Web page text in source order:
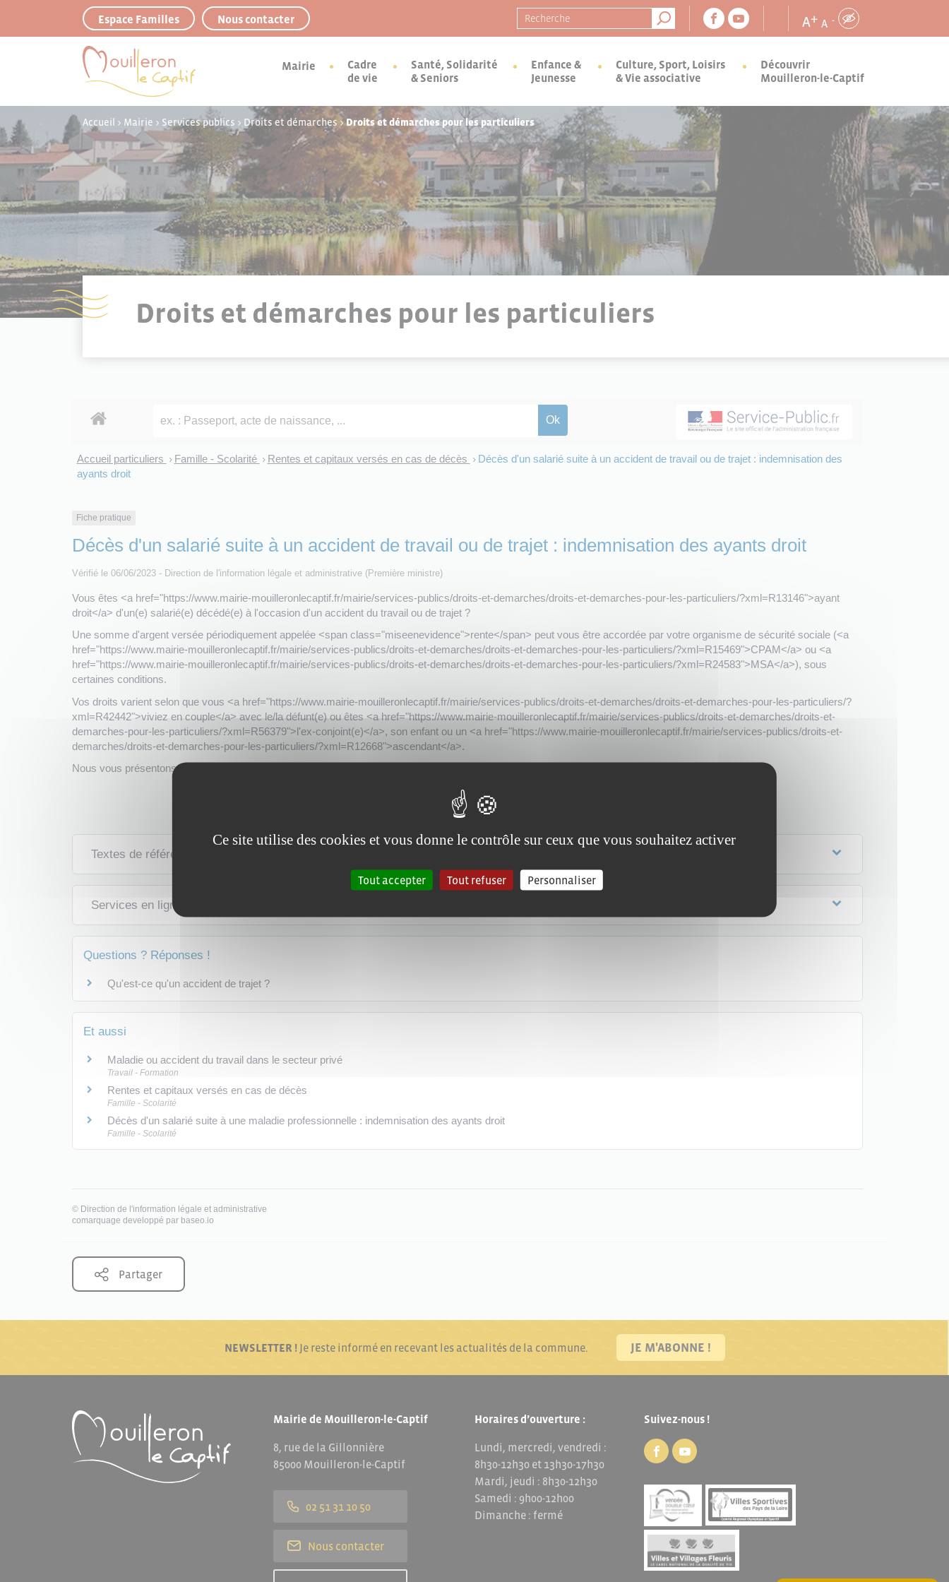
Espace Familles Nous contacter Recherche pour : A+ A -
Mairie
Cadre
de vie
Santé, Solidarité
& Seniors
Enfance &
Jeunesse
Culture, Sport, Loisirs
& Vie associative
Découvrir
Mouilleron-le-Captif
Accueil > Mairie > Services publics > Droits et démarches >Droits et démarches pour les particuliers
Droits et démarches pour les particuliers
Accueil particuliers > Famille - Scolarité > Rentes et capitaux versés en cas de décès > Décès d'un salarié suite à un accident de travail ou de trajet : indemnisation des
ayants droit
Fiche pratique
Décès d'un salarié suite à un accident de travail ou de trajet : indemnisation des ayants droit
Vérifié le 06/06/2023 - Direction de l'information légale et administrative (Première ministre)
Vous êtes <a href="https://www.mairie-mouilleronlecaptif.fr/mairie/services-publics/droits-et-demarches/droits-et-demarches-pour-les-particuliers/?xml=R13146">ayant
droit</a> d'un(e) salarié(e) décédé(e) à l'occasion d'un accident du travail ou de trajet ?
Une somme d'argent versée périodiquement appelée <span class="miseenevidence">rente</span> peut vous être accordée par votre organisme de sécurité sociale (<a
href="https://www.mairie-mouilleronlecaptif.fr/mairie/services-publics/droits-et-demarches/droits-et-demarches-pour-les-particuliers/?xml=R15469">CPAM</a> ou <a
href="https://www.mairie-mouilleronlecaptif.fr/mairie/services-publics/droits-et-demarches/droits-et-demarches-pour-les-particuliers/?xml=R24583">MSA</a>), sous
certaines conditions.
Vos droits varient selon que vous <a href="https://www.mairie-mouilleronlecaptif.fr/mairie/services-publics/droits-et-demarches/droits-et-demarches-pour-les-particuliers/?
xml=R42442">viviez en couple</a> avec le/la défunt(e) ou êtes <a href="https://www.mairie-mouilleronlecaptif.fr/mairie/services-publics/droits-et-demarches/droits-et-
demarches-pour-les-particuliers/?xml=R56379">l'ex-conjoint(e)</a>, son enfant ou un <a href="https://www.mairie-mouilleronlecaptif.fr/mairie/services-publics/droits-et-
demarches/droits-et-demarches-pour-les-particuliers/?xml=R12668">ascendant</a>.
Nous vous présentons les informations à connaître.
Textes de référence
Services en ligne et formulaires
Questions ? Réponses !
Qu'est-ce qu'un accident de trajet ?
Et aussi
Maladie ou accident du travail dans le secteur privé
Travail - Formation
Rentes et capitaux versés en cas de décès
Famille - Scolarité
Décès d'un salarié suite à une maladie professionnelle : indemnisation des ayants droit
Famille - Scolarité
© Direction de l'information légale et administrative
comarquage developpé par baseo.io
Partager
NEWSLETTER !Je reste informé en recevant les actualités de la commune. JE M'ABONNE !
Mairie de Mouilleron-le-Captif
8, rue de la Gillonnière
85000 Mouilleron-le-Captif
02 51 31 10 50
Nous contacter
Horaires d’ouverture :
Lundi, mercredi, vendredi :
8h30-12h30 et 13h30-17h30
Mardi, jeudi : 8h30-12h30
Samedi : 9h00-12h00
Dimanche : fermé
Suivez-nous !
Panneau de gestion des cookies
Ce site utilise des cookies et vous donne le contrôle sur ceux que vous souhaitez activer
Tout accepter Tout refuser Personnaliser